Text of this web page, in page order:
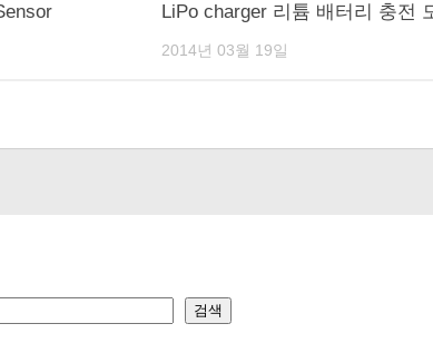
LiPo charger 리튬 배터리 충전
2014년 03월 19일
검색